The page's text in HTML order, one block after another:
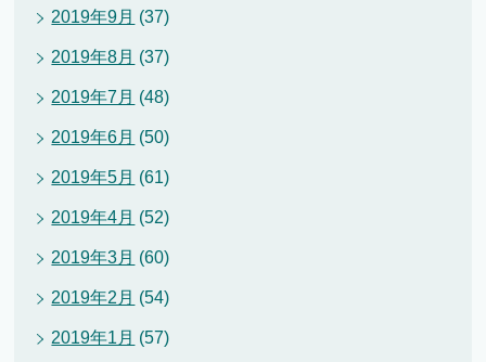
2019年9月 (37)
2019年8月 (37)
2019年7月 (48)
2019年6月 (50)
2019年5月 (61)
2019年4月 (52)
2019年3月 (60)
2019年2月 (54)
2019年1月 (57)